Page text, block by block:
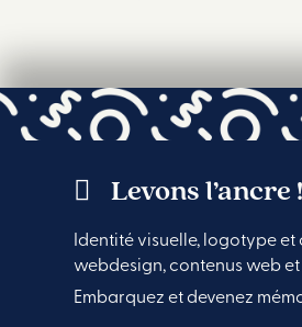
Levons l’ancre !
Identité visuelle, logotype
webdesign, contenus web
Embarquez et devenez